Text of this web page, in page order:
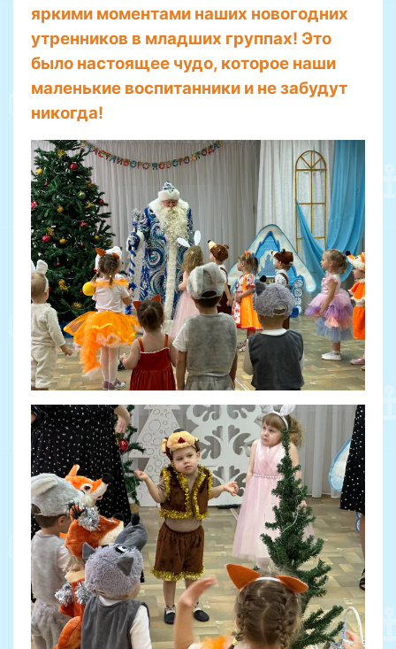
яркими моментами наших новогодних
утренников в младших группах! Это
было настоящее чудо, которое наши
маленькие воспитанники и не забудут
никогда!